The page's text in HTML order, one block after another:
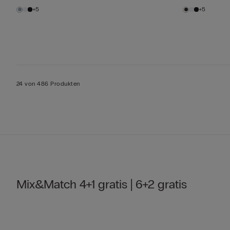
+5 +5
24 von 486 Produkten
Mix&Match 4+1 gratis | 6+2 gratis